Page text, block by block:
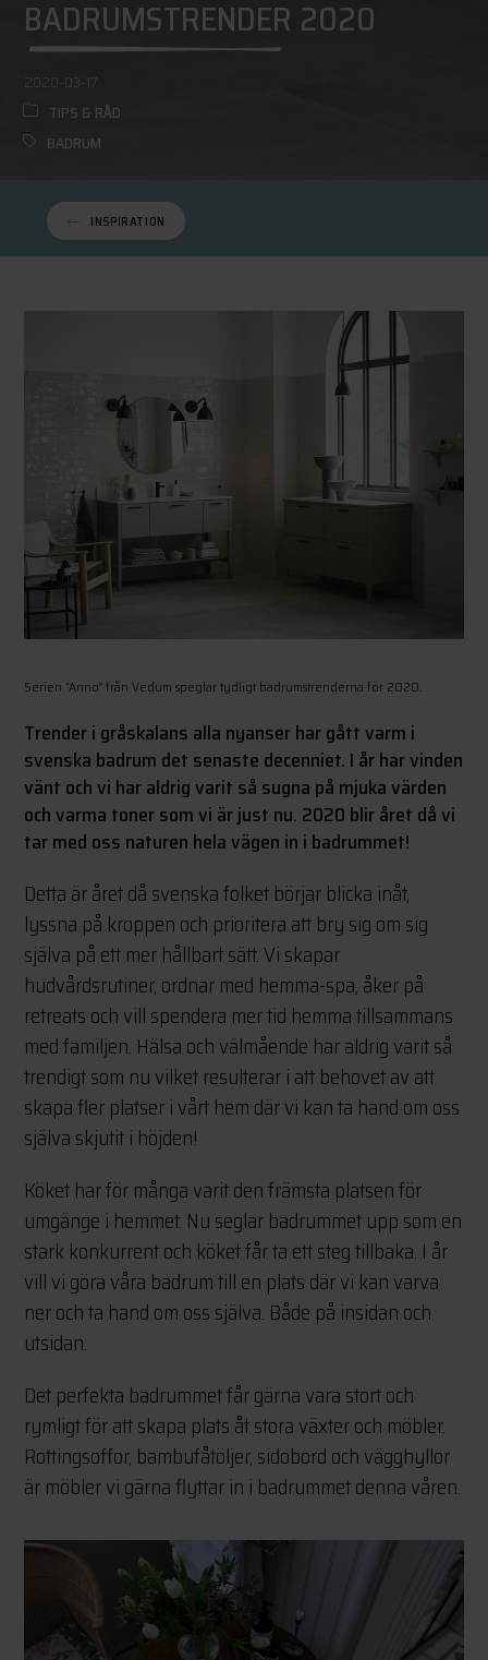
BADRUMSTRENDER 2020
2020-03-17
TIPS & RÅD
BADRUM
INSPIRATION
Serien “Anno” från Vedum speglar tydligt badrumstrenderna för 2020.
Trender i gråskalans alla nyanser har gått varm i
svenska badrum det senaste decenniet. I år har vinden
vänt och vi har aldrig varit så sugna på mjuka värden
och varma toner som vi är just nu. 2020 blir året då vi
tar med oss naturen hela vägen in i badrummet!
Detta är året då svenska folket börjar blicka inåt,
lyssna på kroppen och prioritera att bry sig om sig
själva på ett mer hållbart sätt. Vi skapar
hudvårdsrutiner, ordnar med hemma-spa, åker på
retreats och vill spendera mer tid hemma tillsammans
med familjen. Hälsa och välmående har aldrig varit så
trendigt som nu vilket resulterar i att behovet av att
skapa fler platser i vårt hem där vi kan ta hand om oss
själva skjutit i höjden!
Köket har för många varit den främsta platsen för
umgänge i hemmet. Nu seglar badrummet upp som en
stark konkurrent och köket får ta ett steg tillbaka. I år
vill vi göra våra badrum till en plats där vi kan varva
ner och ta hand om oss själva. Både på insidan och
utsidan.
Det perfekta badrummet får gärna vara stort och
rymligt för att skapa plats åt stora växter och möbler.
Rottingsoffor, bambufåtöljer, sidobord och vägghyllor
är möbler vi gärna flyttar in i badrummet denna våren.